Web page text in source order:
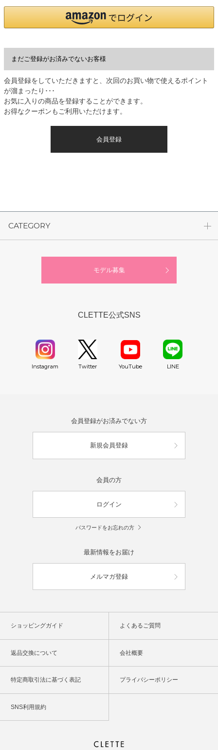
まだご登録がお済みでないお客様
会員登録をしていただきますと、次回のお買い物で使えるポイント
が溜まったり･･･
お気に入りの商品を登録することができます。
お得なクーポンもご利用いただけます。
会員登録
CATEGORY
モデル募集
CLETTE公式SNS
Instagram Twitter YouTube LINE
会員登録がお済みでない方
新規会員登録
会員の方
ログイン
パスワードをお忘れの方
最新情報をお届け
メルマガ登録
ショッピングガイド よくあるご質問
返品交換について 会社概要
特定商取引法に基づく表記 プライバシーポリシー
SNS利用規約